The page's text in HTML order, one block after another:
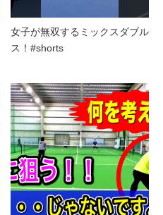
女子が無双するミックスダブル
ス！#shorts